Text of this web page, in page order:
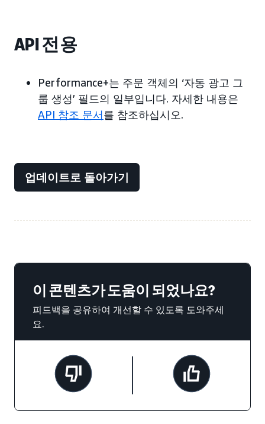
API 전용
Performance+는 주문 객체의 ‘자동 광고 그
룹 생성’ 필드의 일부입니다. 자세한 내용은
API 참조 문서를 참조하십시오.
업데이트로 돌아가기
이 콘텐츠가 도움이 되었나요?
피드백을 공유하여 개선할 수 있도록 도와주세
요.